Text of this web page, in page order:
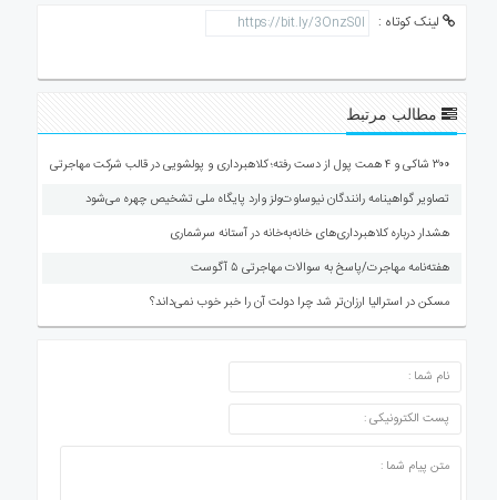
لینک کوتاه :
مطالب مرتبط
۳۰۰ شاکی و ۴ همت پول از دست رفته؛ کلاهبرداری و پولشویی در قالب شرکت مهاجرتی
تصاویر گواهینامه رانندگان نیوساوت‌ولز وارد پایگاه ملی تشخیص چهره می‌شود
هشدار درباره کلاهبرداری‌های خانه‌به‌خانه در آستانه سرشماری
هفته‌نامه مهاجرت/پاسخ به سوالات مهاجرتی ۵ آگوست
مسکن در استرالیا ارزان‌تر شد چرا دولت آن را خبر خوب نمی‌داند؟
ارسال دیدگاه